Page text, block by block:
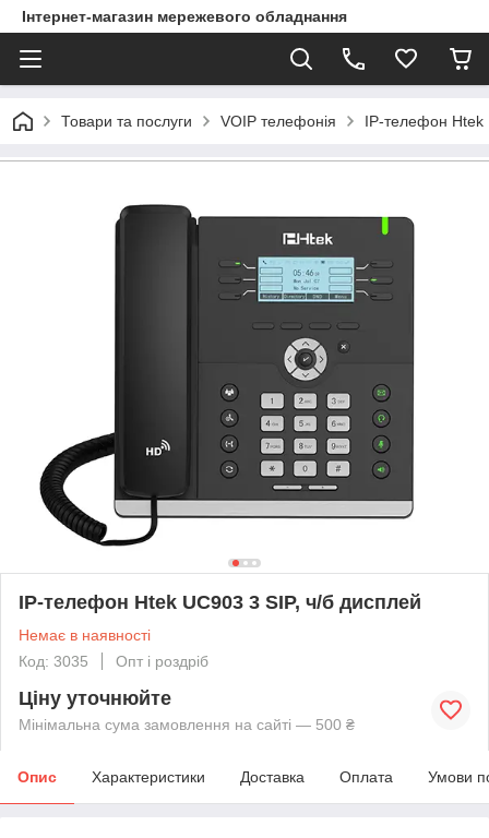
Інтернет-магазин мережевого обладнання
Товари та послуги VOIP телефонія IP-телефон Htek
IP-телефон Htek UC903 3 SIP, ч/б дисплей
Немає в наявності
Код: 3035
Опт і роздріб
Ціну уточнюйте
Мінімальна сума замовлення на сайті — 500 ₴
Опис Характеристики Доставка Оплата Умови